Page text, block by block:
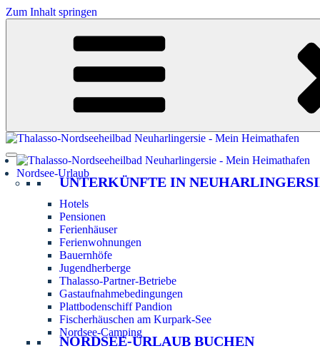
Zum Inhalt springen
Nordsee-Urlaub
UNTERKÜNFTE IN
Hotels
Pensionen
Ferienhäuser
Ferienwohnungen
Bauernhöfe
Jugendherberge
Thalasso-Partner-Betriebe
Gastaufnahmebedingungen
Plattbodenschiff Pandion
Fischerhäuschen am Kurpark-See
Nordsee-Camping
NORDSEE-URLAUB BUCHEN